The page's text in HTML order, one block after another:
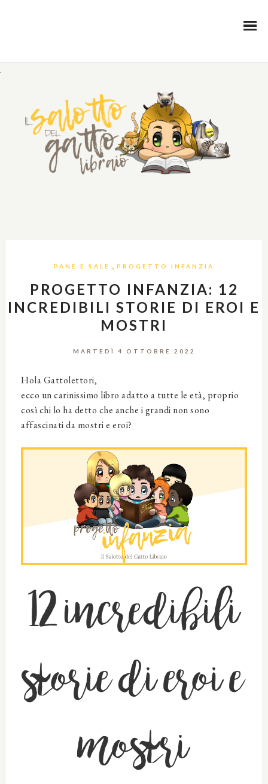
.
PANE E SALE , PROGETTO INFANZIA
PROGETTO INFANZIA: 12
INCREDIBILI STORIE DI EROI E
MOSTRI
MARTEDÌ 4 OTTOBRE 2022
Hola Gattolettori,
ecco un carinissimo libro adatto a tutte le età, proprio
così chi lo ha detto che anche i grandi non sono
affascinati da mostri e eroi?
12 incredibili
storie di eroi e
mostri